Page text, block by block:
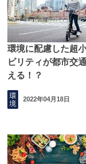
環境に配慮した超
ビリティが都市交
える！？
環
境
2022年04月18日